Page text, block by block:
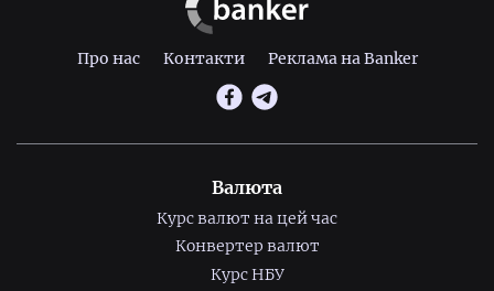
Про нас Контакти Реклама на Banker
Валюта
Курс валют на цей час
Конвертер валют
Курс НБУ